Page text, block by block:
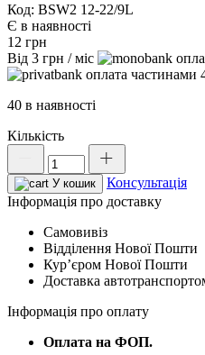
Код: BSW2 12-22/9L
Є в наявності
12 грн
Від 3 грн / міс
40 в наявності
Кількість
черв'ячний
нержавіючий
BRADAS
22мм,
BSW2
12-
22/9L
У кошик
Консультація
Інформація про доставку
Самовивіз
Відділення Нової Пошти
Курʼєром Нової Пошти
Доставка
Інформація про оплату
Оплата на ФОП.